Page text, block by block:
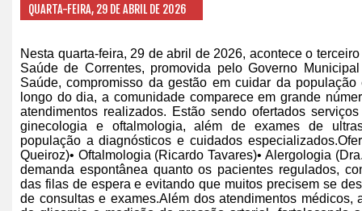
QUARTA-FEIRA, 29 DE ABRIL DE 2026
Nesta quarta-feira, 29 de abril de 2026, acontece o
Saúde de Correntes, promovida pelo Governo
Saúde, compromisso da gestão em cuidar da
longo do dia, a comunidade comparece em grande
atendimentos realizados. Estão sendo ofertados
ginecologia e oftalmologia, além de exames de
população a diagnósticos e cuidados
Queiroz)• Oftalmologia (Ricardo Tavares)• Alergologia
demanda espontânea quanto os pacientes regulados,
das filas de espera e evitando que muitos precisem se
de consultas e exames.Além dos atendimentos médicos,